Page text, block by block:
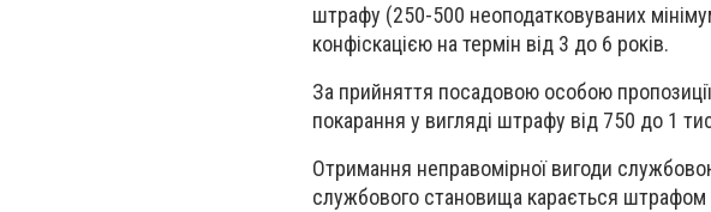
штрафу (250-500 неоподатковуваних
конфіскацією на термін від 3 до 6 років.
За прийняття посадовою особою
покарання у вигляді штрафу від 750 до 1
Отримання неправомірної вигоди
службового становища карається штрафом